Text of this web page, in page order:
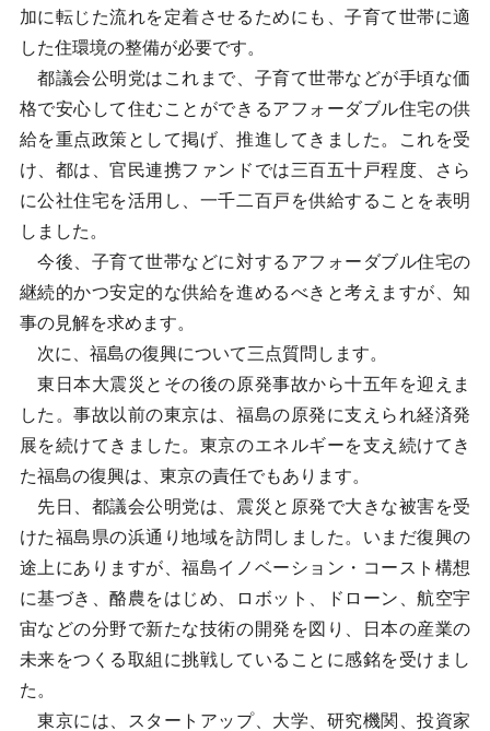
加に転じた流れを定着させるためにも、子育て世帯に適
した住環境の整備が必要です。
都議会公明党はこれまで、子育て世帯などが手頃な価
格で安心して住むことができるアフォーダブル住宅の供
給を重点政策として掲げ、推進してきました。これを受
け、都は、官民連携ファンドでは三百五十戸程度、さら
に公社住宅を活用し、一千二百戸を供給することを表明
しました。
今後、子育て世帯などに対するアフォーダブル住宅の
継続的かつ安定的な供給を進めるべきと考えますが、知
事の見解を求めます。
次に、福島の復興について三点質問します。
東日本大震災とその後の原発事故から十五年を迎えま
した。事故以前の東京は、福島の原発に支えられ経済発
展を続けてきました。東京のエネルギーを支え続けてき
た福島の復興は、東京の責任でもあります。
先日、都議会公明党は、震災と原発で大きな被害を受
けた福島県の浜通り地域を訪問しました。いまだ復興の
途上にありますが、福島イノベーション・コースト構想
に基づき、酪農をはじめ、ロボット、ドローン、航空宇
宙などの分野で新たな技術の開発を図り、日本の産業の
未来をつくる取組に挑戦していることに感銘を受けまし
た。
東京には、スタートアップ、大学、研究機関、投資家